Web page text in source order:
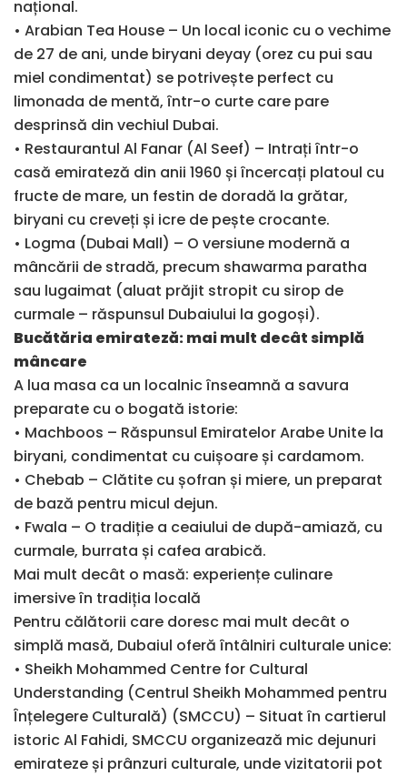
național.
• Arabian Tea House – Un local iconic cu o vechime
de 27 de ani, unde biryani deyay (orez cu pui sau
miel condimentat) se potrivește perfect cu
limonada de mentă, într-o curte care pare
desprinsă din vechiul Dubai.
• Restaurantul Al Fanar (Al Seef) – Intrați într-o
casă emirateză din anii 1960 și încercați platoul cu
fructe de mare, un festin de doradă la grătar,
biryani cu creveți și icre de pește crocante.
• Logma (Dubai Mall) – O versiune modernă a
mâncării de stradă, precum shawarma paratha
sau lugaimat (aluat prăjit stropit cu sirop de
curmale – răspunsul Dubaiului la gogoși).
Bucătăria emirateză: mai mult decât simplă
mâncare
A lua masa ca un localnic înseamnă a savura
preparate cu o bogată istorie:
• Machboos – Răspunsul Emiratelor Arabe Unite la
biryani, condimentat cu cuișoare și cardamom.
• Chebab – Clătite cu șofran și miere, un preparat
de bază pentru micul dejun.
• Fwala – O tradiție a ceaiului de după-amiază, cu
curmale, burrata și cafea arabică.
Mai mult decât o masă: experiențe culinare
imersive în tradiția locală
Pentru călătorii care doresc mai mult decât o
simplă masă, Dubaiul oferă întâlniri culturale unice:
• Sheikh Mohammed Centre for Cultural
Understanding (Centrul Sheikh Mohammed pentru
Înțelegere Culturală) (SMCCU) – Situat în cartierul
istoric Al Fahidi, SMCCU organizează mic dejunuri
emirateze și prânzuri culturale, unde vizitatorii pot